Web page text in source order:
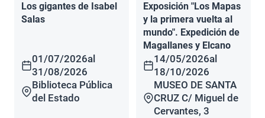
Los gigantes de Isabel
Salas
01/07/2026al
31/08/2026
Biblioteca Pública
del Estado
Exposición "Los Mapas
y la primera vuelta al
mundo". Expedición de
Magallanes y Elcano
14/05/2026al
18/10/2026
MUSEO DE SANTA
CRUZ C/ Miguel de
Cervantes, 3